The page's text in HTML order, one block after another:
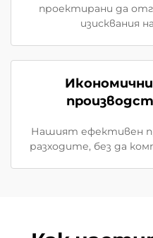
проектирани да
изисквания
Нашият ефективен
разходите, без да